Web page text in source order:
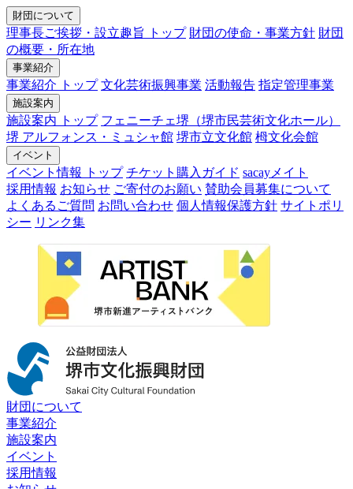
財団について
理事長ご挨拶・設立趣旨 トップ 財団の使命・事業方針 財団
の概要・所在地
事業紹介
事業紹介 トップ 文化芸術振興事業 活動報告 指定管理事業
施設案内
施設案内 トップ フェニーチェ堺（堺市民芸術文化ホール）
堺 アルフォンス・ミュシャ館 堺市立文化館 栂文化会館
イベント
イベント情報 トップ チケット購入ガイド sacayメイト
採用情報 お知らせ ご寄付のお願い 賛助会員募集について
よくあるご質問 お問い合わせ 個人情報保護方針 サイトポリ
シー リンク集
財団について
事業紹介
施設案内
イベント
採用情報